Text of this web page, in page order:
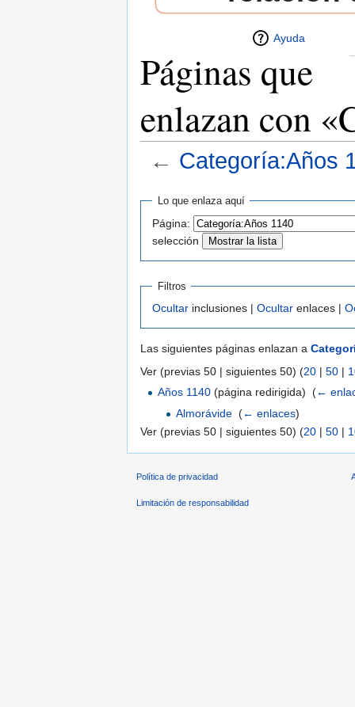
Ayuda
Páginas que
enlazan con
← Categoría:Años
Lo que enlaza aquí
Página:
selección
Filtros
Ocultar inclusiones | Ocultar enlaces |
Las siguientes páginas enlazan a
Ver (previas 50 | siguientes 50) (20 | 50 |
Años 1140 (página redirigida) ‎ (←
Almorávide‎ (← enlaces)
Ver (previas 50 | siguientes 50) (20 | 50 |
Política de privacidad
Limitación de responsabilidad